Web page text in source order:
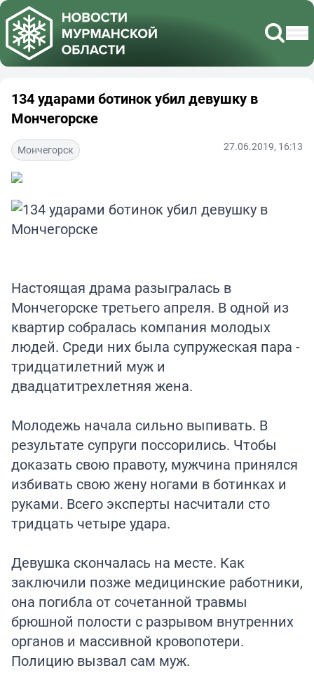
134 ударами ботинок убил девушку в
Мончегорске
Мончегорск 27.06.2019, 16:13
Настоящая драма разыгралась в
Мончегорске третьего апреля. В одной из
квартир собралась компания молодых
людей. Среди них была супружеская пара -
тридцатилетний муж и
двадцатитрехлетняя жена.
Молодежь начала сильно выпивать. В
результате супруги поссорились. Чтобы
доказать свою правоту, мужчина принялся
избивать свою жену ногами в ботинках и
руками. Всего эксперты насчитали сто
тридцать четыре удара.
Девушка скончалась на месте. Как
заключили позже медицинские работники,
она погибла от сочетанной травмы
брюшной полости с разрывом внутренних
органов и массивной кровопотери.
Полицию вызвал сам муж.